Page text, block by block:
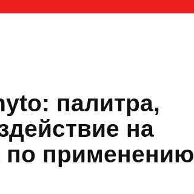
палитра,
на
по применению